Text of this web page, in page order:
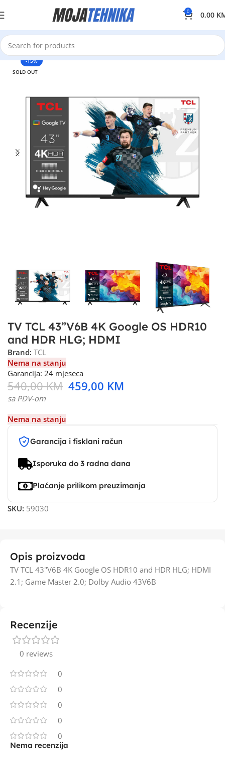
0 0,00
-15%
SOLD OUT
TV TCL 43”V6B 4K Google OS HDR10
and HDR HLG; HDMI
Brand: TCL
Nema na stanju
Garancija: 24 mjeseca
540,00KM 459,00 KM
sa PDV-om
Nema na stanju
Garancija i fisklani račun
Isporuka do 3 radna dana
Plaćanje prilikom preuzimanja
SKU: 59030
Opis proizvoda
TV TCL 43"V6B 4K Google OS HDR10 and HDR HLG; HDMI
2.1; Game Master 2.0; Dolby Audio 43V6B
Recenzije
0 reviews
0
0
0
0
0
Nema recenzija